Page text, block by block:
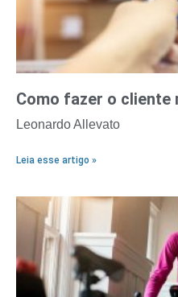
Como fazer o cliente
Leonardo Allevato
Leia esse artigo »